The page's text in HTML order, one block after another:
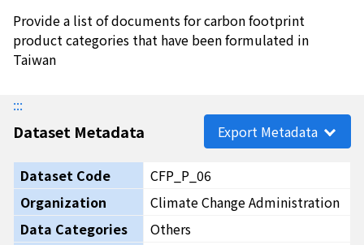
Provide a list of documents for carbon footprint
product categories that have been formulated in
Taiwan
:::
Dataset Metadata Export Metadata
Dataset Code
CFP_P_06
Organization
Climate Change Administration
Data Categories
Others